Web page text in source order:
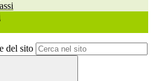
del sito